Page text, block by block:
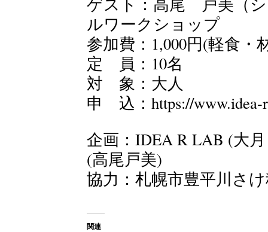
ルワークショップ
参加費：1,000円(軽食・
定 員：10名
対 象：大人
申 込： https://www.idea-
企画：IDEA R LAB (大
(高尾戸美)
協力：札幌市豊平川さ
関連